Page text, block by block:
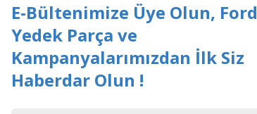
E-Bültenimize Üye Olun, Ford
Yedek Parça ve
Kampanyalarımızdan İlk Siz
Haberdar Olun !